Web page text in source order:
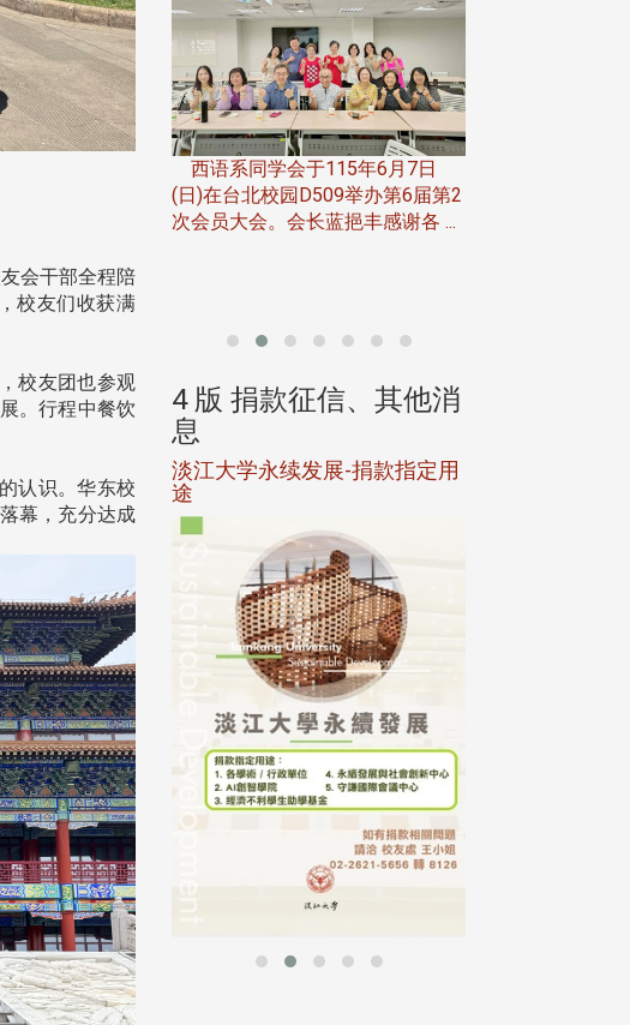
会干部全程陪
校友们收获满
校友团也参观
。行程中餐饮
认识。华东校
幕，充分达成
第二届第一次会员
西语系同学会于115年6月7日
(日)在台北校园D509举办第6届第2
次会员大会。会长蓝挹丰感谢各 ...
信、其他消
4 版 捐款征信、其他消
息
淡江大学永续发展-捐款指定用
途